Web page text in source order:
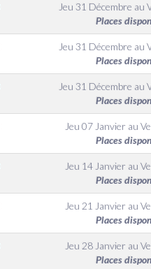
Jeu 31 Décembre au
Places
Jeu 31 Décembre au
Places
Jeu 31 Décembre au
Places
Jeu 07 Janvier au
Places
Jeu 14 Janvier au
Places
Jeu 21 Janvier au
Places
Jeu 28 Janvier au
Places